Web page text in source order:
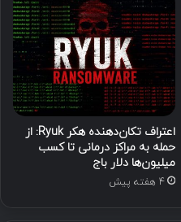
اعتراف تکان‌دهنده هکر Ryuk: از
حمله به مراکز درمانی تا کسب
میلیون‌ها دلار باج
4 هفته پیش